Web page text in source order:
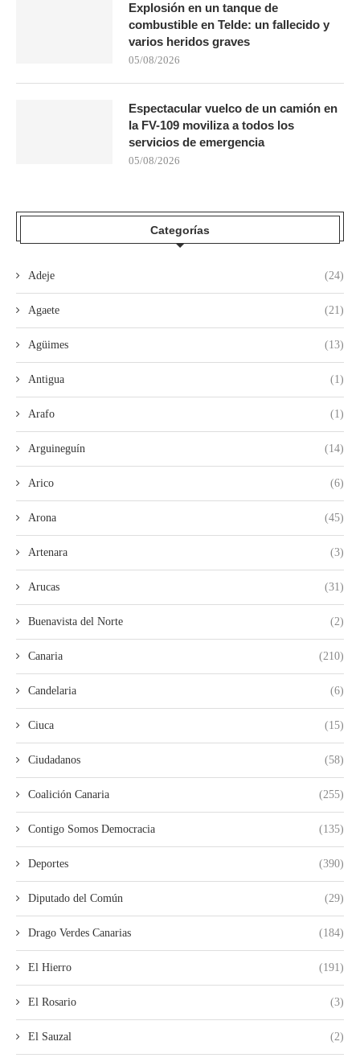
Explosión en un tanque de
combustible en Telde: un fallecido y
varios heridos graves
05/08/2026
Espectacular vuelco de un camión en
la FV-109 moviliza a todos los
servicios de emergencia
05/08/2026
Categorías
Adeje (24)
Agaete (21)
Agüimes (13)
Antigua (1)
Arafo (1)
Arguineguín (14)
Arico (6)
Arona (45)
Artenara (3)
Arucas (31)
Buenavista del Norte (2)
Canaria (210)
Candelaria (6)
Ciuca (15)
Ciudadanos (58)
Coalición Canaria (255)
Contigo Somos Democracia (135)
Deportes (390)
Diputado del Común (29)
Drago Verdes Canarias (184)
El Hierro (191)
El Rosario (3)
El Sauzal (2)